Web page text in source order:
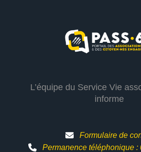
L’équipe du Service Vie
informe
Formulaire de
Permanence téléphonique :